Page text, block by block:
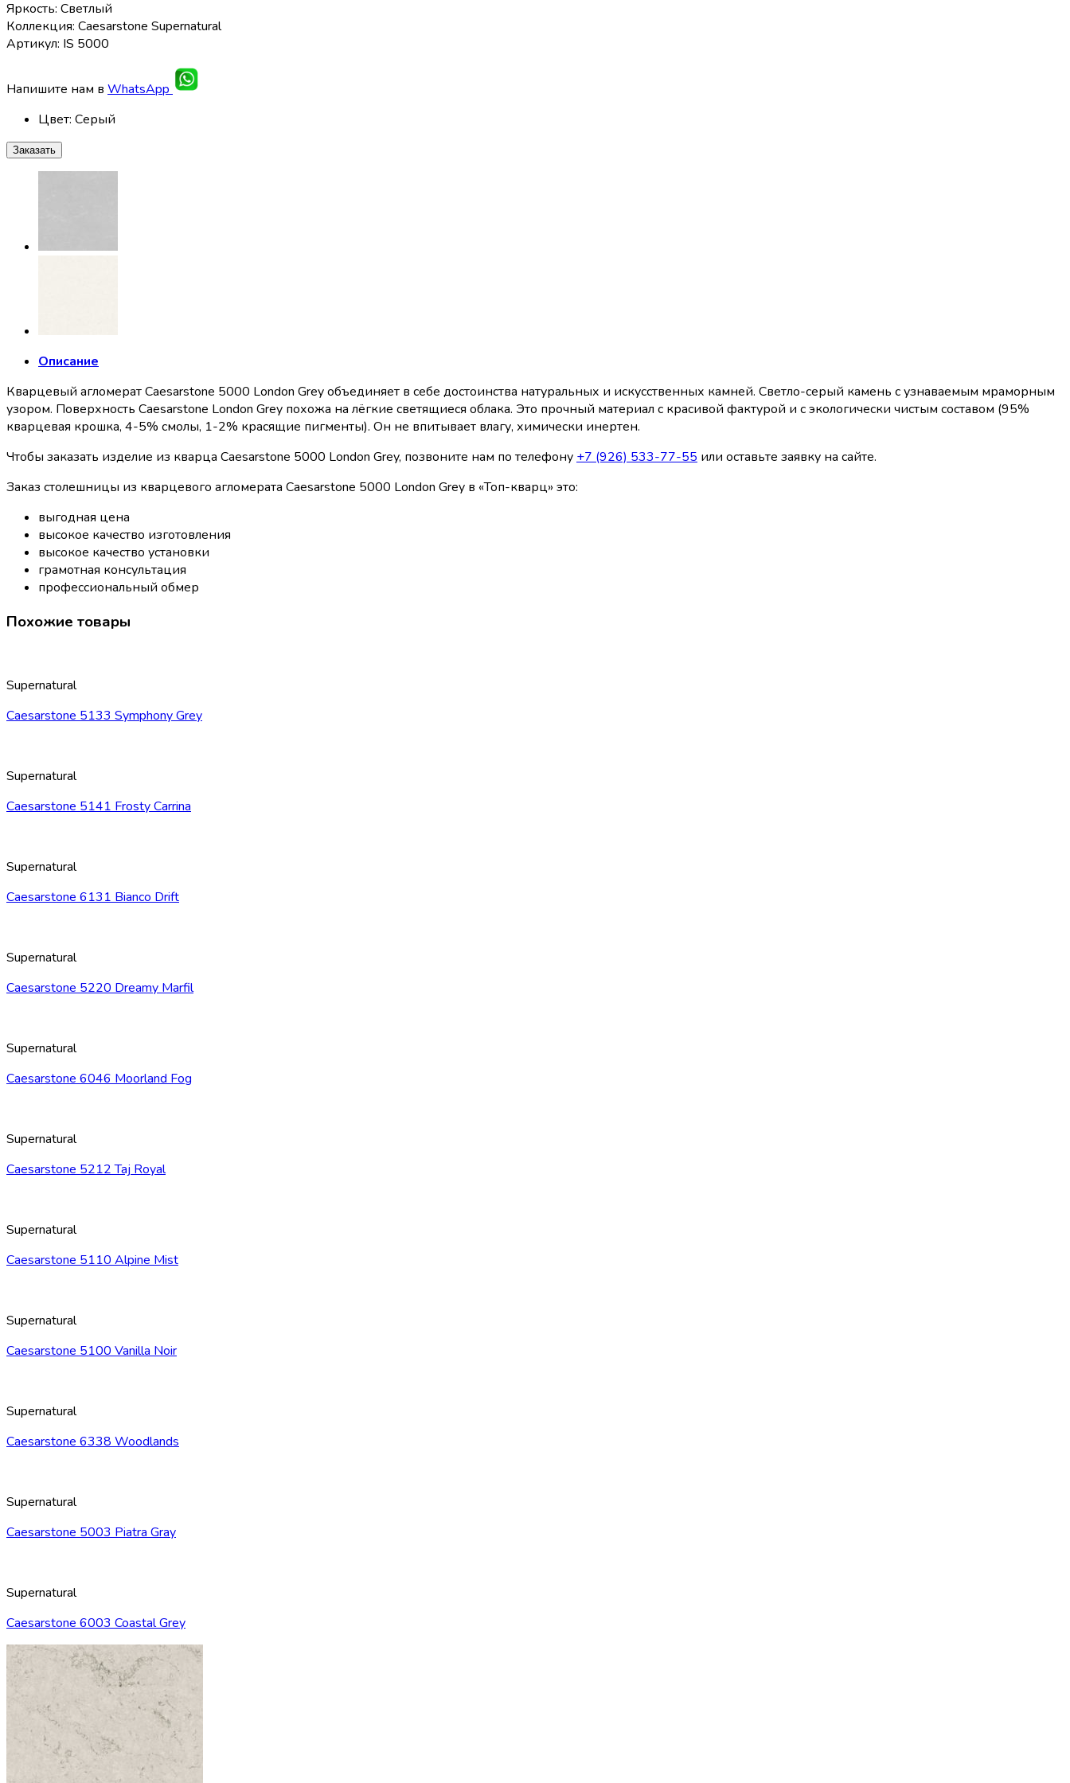
Яркость: Светлый
Коллекция: Caesarstone Supernatural
Артикул: IS 5000
Напишите нам в WhatsApp
Цвет: Серый
Заказать
Описание
Кварцевый агломерат Caesarstone 5000 London Grey объединяет в себе достоинства натуральных и искусственных камней. Светло-серый камень с узнаваемым мраморным
узором. Поверхность Caesarstone London Grey похожа на лёгкие светящиеся облака. Это прочный материал с красивой фактурой и с экологически чистым составом (95%
кварцевая крошка, 4-5% смолы, 1-2% красящие пигменты). Он не впитывает влагу, химически инертен.
Чтобы заказать изделие из кварца Caesarstone 5000 London Grey, позвоните нам по телефону +7 (926) 533-77-55 или оставьте заявку на сайте.
Заказ столешницы из кварцевого агломерата Caesarstone 5000 London Grey в «Топ-кварц» это:
выгодная цена
высокое качество изготовления
высокое качество установки
грамотная консультация
профессиональный обмер
Похожие товары
Supernatural
Caesarstone 5133 Symphony Grey
Supernatural
Caesarstone 5141 Frosty Carrina
Supernatural
Caesarstone 6131 Bianco Drift
Supernatural
Caesarstone 5220 Dreamy Marfil
Supernatural
Caesarstone 6046 Moorland Fog
Supernatural
Caesarstone 5212 Taj Royal
Supernatural
Caesarstone 5110 Alpine Mist
Supernatural
Caesarstone 5100 Vanilla Noir
Supernatural
Caesarstone 6338 Woodlands
Supernatural
Caesarstone 5003 Piatra Gray
Supernatural
Caesarstone 6003 Coastal Grey